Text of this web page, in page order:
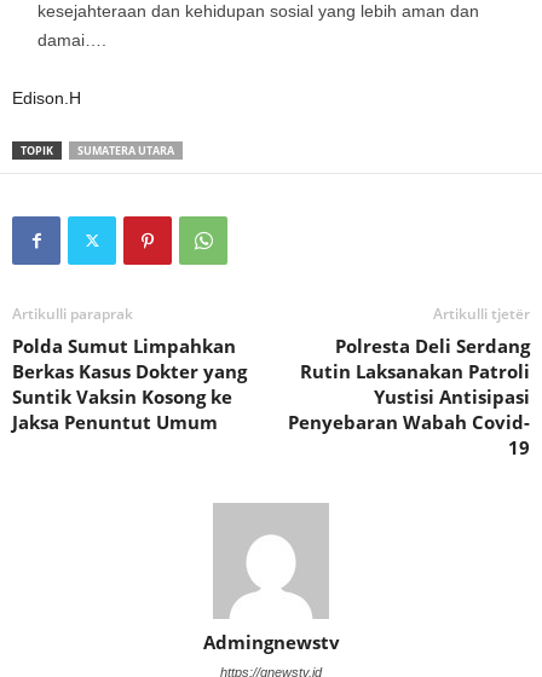
kesejahteraan dan kehidupan sosial yang lebih aman dan
damai….
Edison.H
TOPIK SUMATERA UTARA
Artikulli paraprak
Polda Sumut Limpahkan
Berkas Kasus Dokter yang
Suntik Vaksin Kosong ke
Jaksa Penuntut Umum
Artikulli tjetër
Polresta Deli Serdang
Rutin Laksanakan Patroli
Yustisi Antisipasi
Penyebaran Wabah Covid-
19
Admingnewstv
https://gnewstv.id